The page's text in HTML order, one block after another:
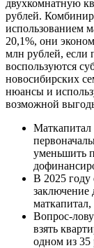
двухкомнатную
рублей.
использованием
20,1%, они
млн рублей, если
воспользуются
новосибирских
нюансы и
возможной
Маткапитал
уменьшить
В 2025 году
заключение
маткапитал,
Вопрос-
взять
одном из 35